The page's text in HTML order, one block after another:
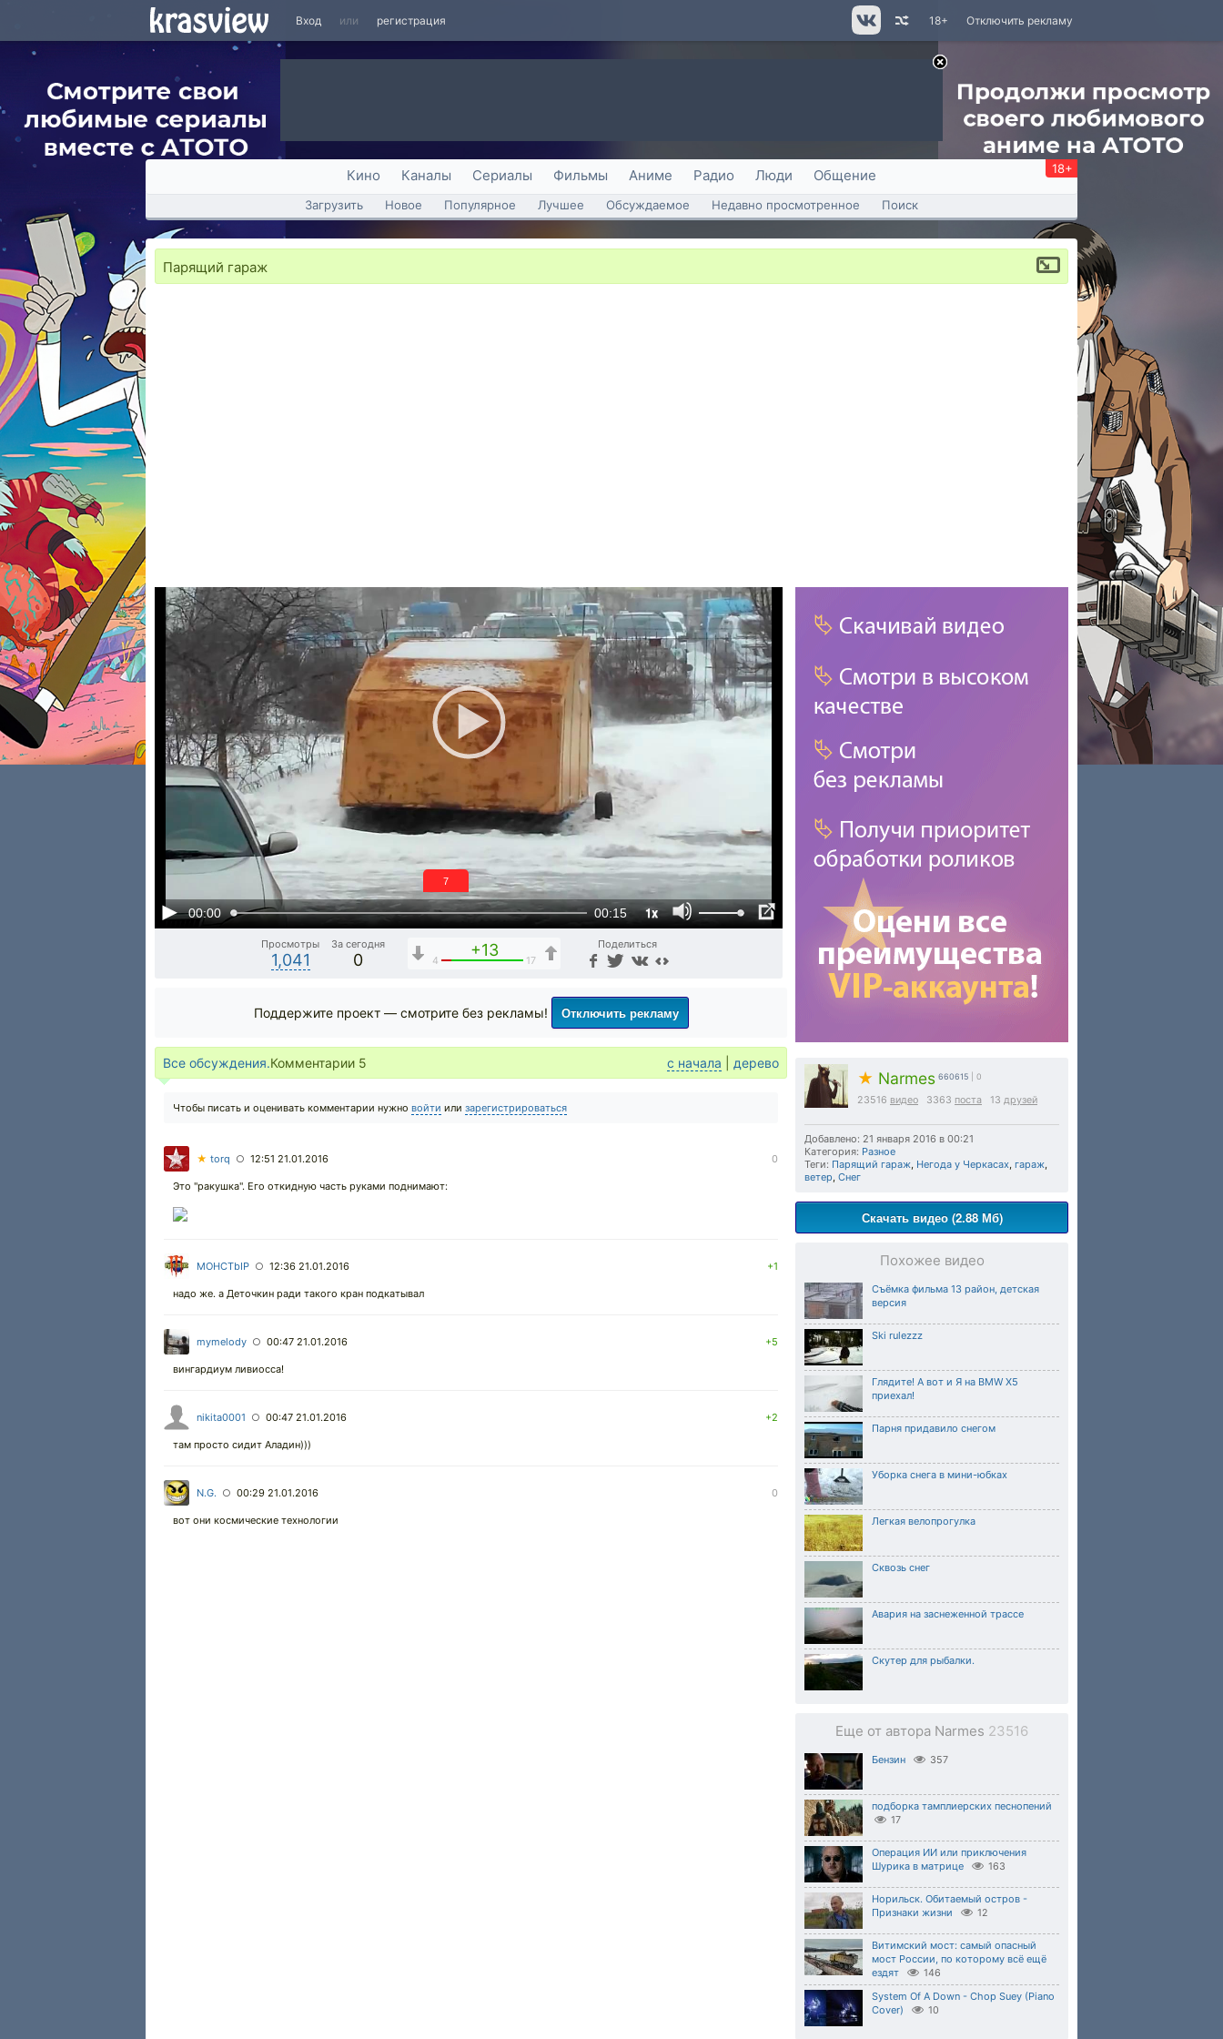
Вход или регистрация Отключить рекламу
18+
Кино Каналы Сериалы Фильмы Аниме Радио Люди Общение 18+
Загрузить Новое Популярное Лучшее Обсуждаемое Недавно просмотренное Поиск
Парящий гараж
00:00 00:15 1x
6
Просмотры
1,041
За сегодня
0
+13
4 17
Поделиться
★ Narmes 660615 | 0
23516 видео 3363 поста 13 друзей
Добавлено: 21 января 2016 в 00:21
Категория: Разное
Теги: Парящий гараж, Негода у Черкасах, гараж,
ветер, Снег
Скачать видео (2.88 Мб)
Похожее видео
Съёмка фильма 13 район, детская
версия
Ski rulezzz
Глядите! А вот и Я на BMW X5
приехал!
Парня придавило снегом
Уборка снега в мини-юбках
Легкая велопрогулка
Сквозь снег
Авария на заснеженной трассе
Скутер для рыбалки.
Еще от автора Narmes 23516
Бензин 357
подборка тамплиерских песнопений
17
Операция ИИ или приключения
Шурика в матрице
163
Норильск. Обитаемый остров -
Признаки жизни
12
Витимский мост: самый опасный
мост России, по которому всё ещё
ездят
146
System Of A Down - Chop Suey (Piano
Cover)
10
Поддержите проект — смотрите без рекламы! Отключить рекламу
Все обсуждения.Комментарии 5 с начала дерево
Чтобы писать и оценивать комментарии нужно войти или зарегистрироваться
★ torq ○ 12:51 21.01.2016 0
Это "ракушка". Его откидную часть руками поднимают:
MOHCTbIP ○ 12:36 21.01.2016 +1
надо же. а Деточкин ради такого кран подкатывал
mymelody ○ 00:47 21.01.2016 +5
вингардиум ливиосса!
nikita0001 ○ 00:47 21.01.2016 +2
там просто сидит Аладин)))
N.G. ○ 00:29 21.01.2016 0
вот они космические технологии